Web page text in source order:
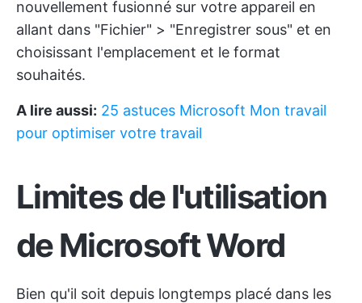
nouvellement fusionné sur votre appareil en
allant dans "Fichier" > "Enregistrer sous" et en
choisissant l'emplacement et le format
souhaités.
A lire aussi: 25 astuces Microsoft Mon travail
pour optimiser votre travail
Limites de l'utilisation
de Microsoft Word
Bien qu'il soit depuis longtemps placé dans les